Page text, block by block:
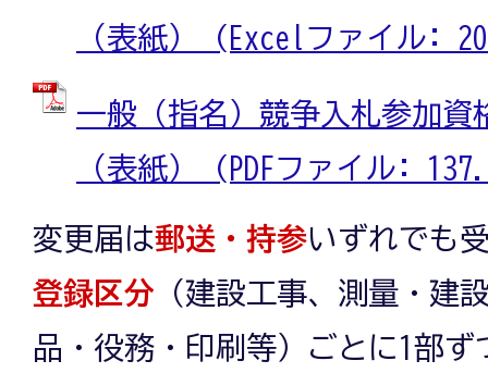
（表紙） (Excelファイル:
一般（指名）競争入札参加資
（表紙） (PDFファイル:
変更届は郵送・持参いずれでも
登録区分 （建設工事、測量・建
品・役務・印刷等）ごとに1部